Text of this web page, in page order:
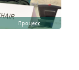
Процесс